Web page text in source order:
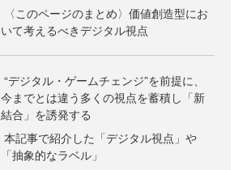
〈このページのまとめ〉価値創造型にお
いて考えるべきデジタル視点
“デジタル・ゲームチェンジ”を前提に、
今までとは違う多くの視点を蓄積し「新
結合」を誘発する
本記事で紹介した「デジタル視点」や
「抽象的なラベル」